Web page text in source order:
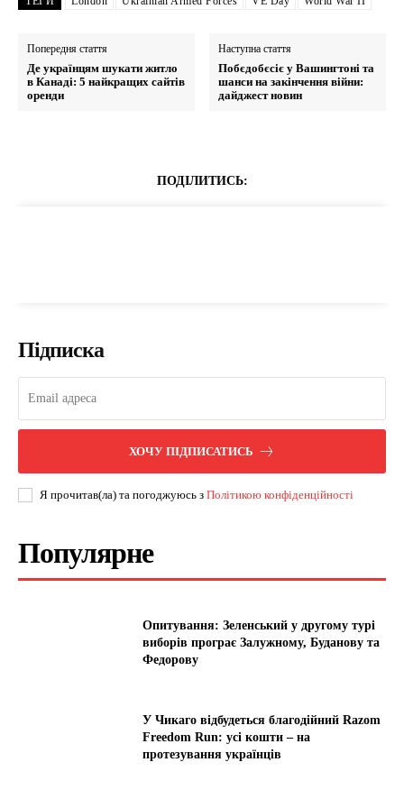
Попередня стаття
Де українцям шукати житло
в Канаді: 5 найкращих сайтів
оренди
Наступна стаття
Побєдобєсіє у Вашингтоні та
шанси на закінчення війни:
дайджест новин
ПОДІЛИТИСЬ:
Підписка
ХОЧУ ПІДПИСАТИСЬ
Я прочитав(ла) та погоджуюсь з Політикою конфіденційності
Популярне
Опитування: Зеленський у другому турі
виборів програє Залужному, Буданову та
Федорову
У Чикаго відбудеться благодійний Razom
Freedom Run: усі кошти – на
протезування українців